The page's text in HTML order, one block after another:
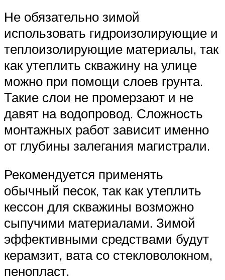
Не обязательно зимой
использовать гидроизолирующие и
теплоизолирующие материалы, так
как утеплить скважину на улице
можно при помощи слоев грунта.
Такие слои не промерзают и не
давят на водопровод. Сложность
монтажных работ зависит именно
от глубины залегания магистрали.
Рекомендуется применять
обычный песок, так как утеплить
кессон для скважины возможно
сыпучими материалами. Зимой
эффективными средствами будут
керамзит, вата со стекловолокном,
пенопласт.